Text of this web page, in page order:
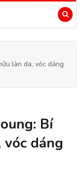
làn da, vóc dáng
Bí
dáng